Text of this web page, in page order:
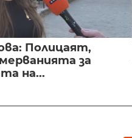
Полицаят,
за
на...